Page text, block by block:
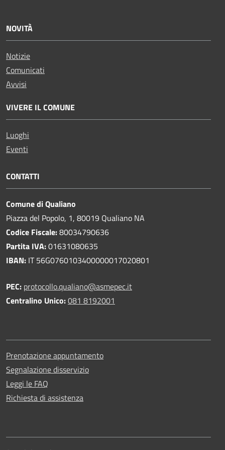
NOVITÀ
Notizie
Comunicati
Avvisi
VIVERE IL COMUNE
Luoghi
Eventi
CONTATTI
Comune di Qualiano
Piazza del Popolo, 1, 80019 Qualiano NA
Codice Fiscale:80034790636
Partita IVA:01631080635
IBAN: IT 56G0760103400000017020801
PEC: protocollo.qualiano@asmepec.it
Centralino Unico:081 8192001
Prenotazione appuntamento
Segnalazione disservizio
Leggi le FAQ
Richiesta di assistenza